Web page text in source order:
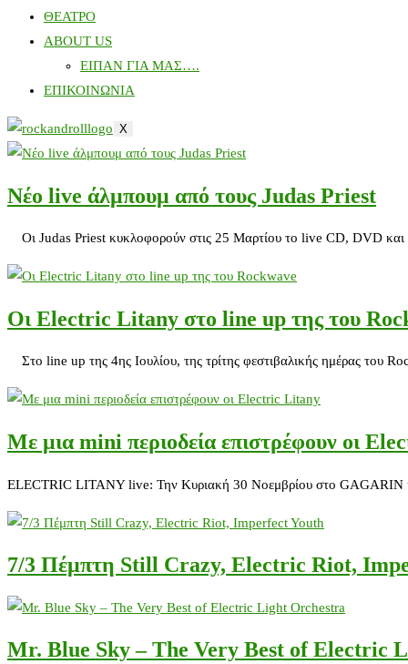
ΘΕΑΤΡΟ
ABOUT US
ΕΙΠΑΝ ΓΙΑ ΜΑΣ….
ΕΠΙΚΟΙΝΩΝΙΑ
X
Νέο live άλμπουμ από τους Judas Priest
Οι Judas Priest κυκλοφορούν στις 25 Μαρτίου το live CD, DVD
Οι Electric Litany στο line up της του
Στο line up της 4ης Ιουλίου, της τρίτης φεστιβαλικής ημέρας
Mε μια mini περιοδεία επιστρέφουν οι
ELECTRIC LITANY live: Την Κυριακή 30 Νοεμβρίου στο GAGARIN
7/3 Πέμπτη Still Crazy, Electric Riot,
Mr. Blue Sky – The Very Best of Electric